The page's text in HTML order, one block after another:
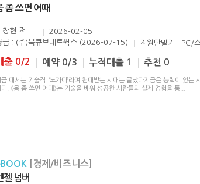
좀 쓰면 어때
창현 저
2026-02-05
급 : (주)북큐브네트웍스 (2026-07-15)
지원단말기 : PC/
출 0/2 예약 0/3 누적대출 1 추천 0
금 대세는 기술직!‘노가다’라며 천대받는 시대는 끝났다지금은 능력이 있는
다. 《몸 좀 쓰면 어때》는 기술을 배워 성공한 사람들의 실제 경험을 통
[경제/비즈니스]
젤 넘버